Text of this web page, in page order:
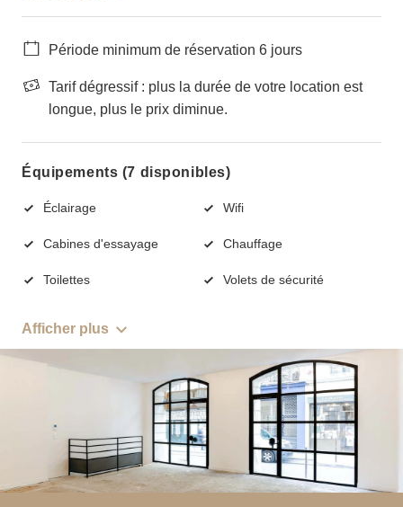
Période minimum de réservation 6 jours
Tarif dégressif : plus la durée de votre location est
longue, plus le prix diminue.
Équipements (7 disponibles)
Éclairage Wifi
Cabines d'essayage Chauffage
Toilettes Volets de sécurité
Afficher plus